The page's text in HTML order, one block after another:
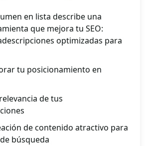
en lista describe una
que mejora tu SEO:
optimizadas para
tu posicionamiento en
de tus
de contenido atractivo para
búsqueda